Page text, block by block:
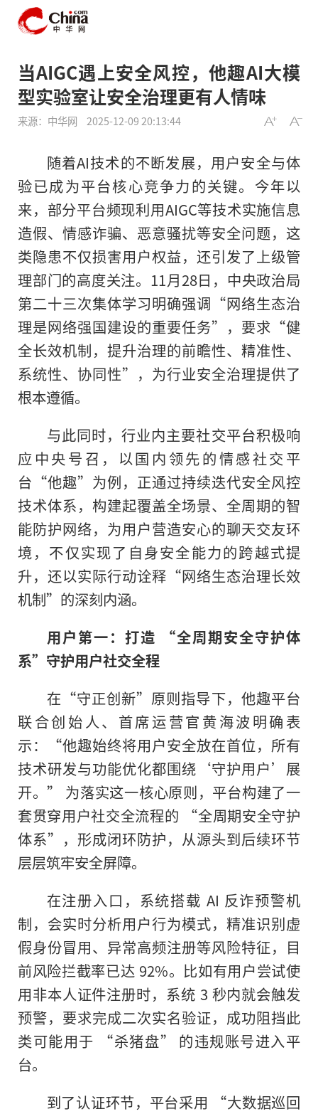
当AIGC遇上安全风控，他趣AI大模
型实验室让安全治理更有人情味
来源：中华网 2025-12-09 20:13:44
随着AI技术的不断发展，用户安全与体
验已成为平台核心竞争力的关键。今年以
来，部分平台频现利用AIGC等技术实施信息
造假、情感诈骗、恶意骚扰等安全问题，这
类隐患不仅损害用户权益，还引发了上级管
理部门的高度关注。11月28日，中央政治局
第二十三次集体学习明确强调“网络生态治
理是网络强国建设的重要任务”，要求“健
全长效机制，提升治理的前瞻性、精准性、
系统性、协同性”，为行业安全治理提供了
根本遵循。
与此同时，行业内主要社交平台积极响
应中央号召，以国内领先的情感社交平
台“他趣”为例，正通过持续迭代安全风控
技术体系，构建起覆盖全场景、全周期的智
能防护网络，为用户营造安心的聊天交友环
境，不仅实现了自身安全能力的跨越式提
升，还以实际行动诠释“网络生态治理长效
机制”的深刻内涵。
用户第一：打造
“全周期安全守护体
系” 守护用户社交全程
在“守正创新”原则指导下，他趣平台
联合创始人、首席运营官黄海波明确表
示：“他趣始终将用户安全放在首位，所有
技术研发与功能优化都围绕‘守护用户’展
开。” 为落实这一核心原则，平台构建了一
套贯穿用户社交全流程的 “全周期安全守护
体系”，形成闭环防护，从源头到后续环节
层层筑牢安全屏障。
在注册入口，系统搭载 AI 反诈预警机
制，会实时分析用户行为模式，精准识别虚
假身份冒用、异常高频注册等风险特征，目
前风险拦截率已达 92%。比如有用户尝试使
用非本人证件注册时，系统 3 秒内就会触发
预警，要求完成二次实名验证，成功阻挡此
类可能用于 “杀猪盘” 的违规账号进入平
台。
到了认证环节，平台采用 “大数据巡回